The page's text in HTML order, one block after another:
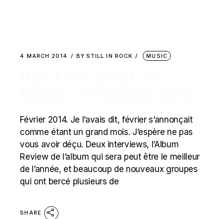
4 MARCH 2014 BY STILL IN ROCK MUSIC
Février 2014. Je l’avais dit, février s’annonçait
comme étant un grand mois. J’espère ne pas
vous avoir déçu. Deux interviews, l’Album
Review de l’album qui sera peut être le meilleur
de l’année, et beaucoup de nouveaux groupes
qui ont bercé plusieurs de
SHARE